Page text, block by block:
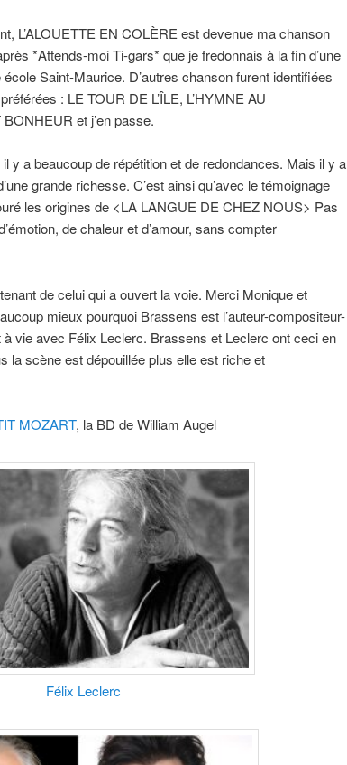
L’ALOUETTE EN COLÈRE est devenue ma chanson
*Attends-moi Ti-gars* que je fredonnais à la fin d’une
Saint-Maurice. D’autres chanson furent identifiées
: LE TOUR DE L’ÎLE, L’HYMNE AU
et j’en passe.
y a beaucoup de répétition et de redondances. Mais il y a
grande richesse. C’est ainsi qu’avec le témoignage
les origines de <LA LANGUE DE CHEZ NOUS> Pas
de chaleur et d’amour, sans compter
de celui qui a ouvert la voie. Merci Monique et
mieux pourquoi Brassens est l’auteur-compositeur-
à vie avec Félix Leclerc. Brassens et Leclerc ont ceci en
la scène est dépouillée plus elle est riche et
MOZART, la BD de William Augel
Félix Leclerc